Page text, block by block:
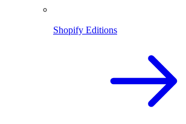
Shopify Editions